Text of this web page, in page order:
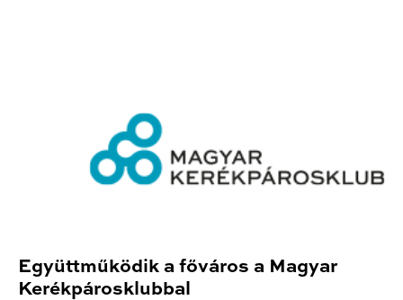
Együttműködik a főváros a Magyar
Kerékpárosklubbal